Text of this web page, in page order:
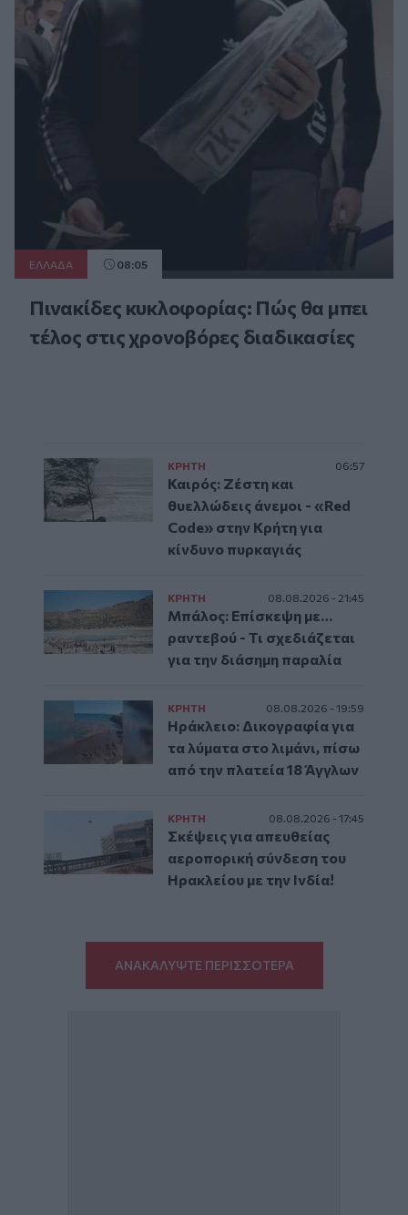
ΕΛΛAΔΑ 08:05
Πινακίδες κυκλοφορίας: Πώς θα μπει
τέλος στις χρονοβόρες διαδικασίες
ΚΡΗΤΗ 06:57
Καιρός: Ζέστη και
θυελλώδεις άνεμοι - «Red
Code» στην Κρήτη για
κίνδυνο πυρκαγιάς
ΚΡΗΤΗ 08.08.2026 - 21:45
Μπάλος: Επίσκεψη με…
ραντεβού - Τι σχεδιάζεται
για την διάσημη παραλία
ΚΡΗΤΗ 08.08.2026 - 19:59
Ηράκλειο: Δικογραφία για
τα λύματα στο λιμάνι, πίσω
από την πλατεία 18 Άγγλων
ΚΡΗΤΗ 08.08.2026 - 17:45
Σκέψεις για απευθείας
αεροπορική σύνδεση του
Ηρακλείου με την Ινδία!
ΑΝΑΚΑΛΥΨΤΕ ΠΕΡΙΣΣΟΤΕΡΑ